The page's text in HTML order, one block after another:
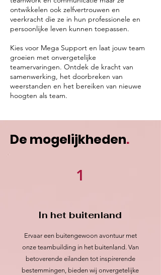
ontwikkelen ook zelfvertrouwen en
veerkracht die ze in hun professionele en
persoonlijke leven kunnen toepassen.
Kies voor Mega Support en laat jouw team
groeien met onvergetelijke
teamervaringen. Ontdek de kracht van
samenwerking, het doorbreken van
weerstanden en het bereiken van nieuwe
hoogten als team.
De mogelijkheden.
1
In het buitenland
Ervaar een buitengewoon avontuur met
onze teambuilding in het buitenland. Van
betoverende eilanden tot inspirerende
bestemmingen, bieden wij onvergetelijke